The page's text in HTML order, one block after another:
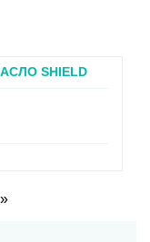
SHIELD
»